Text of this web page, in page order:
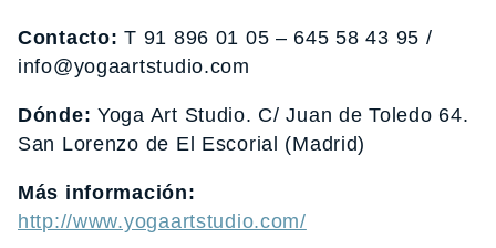
Contacto: T 91 896 01 05 – 645 58 43 95 /
info@yogaartstudio.com
Dónde: Yoga Art Studio. C/ Juan de Toledo 64.
San Lorenzo de El Escorial (Madrid)
Más información:
http://www.yogaartstudio.com/